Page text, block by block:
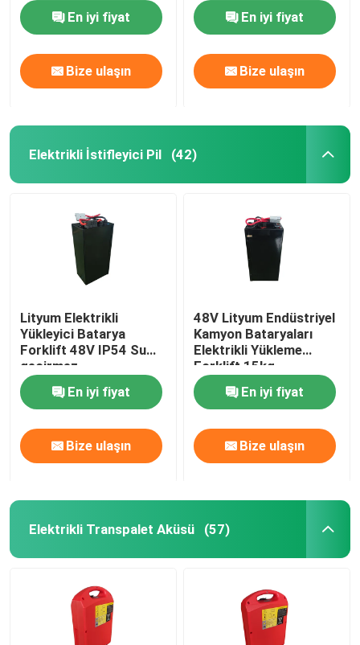
En iyi fiyat
Bize ulaşın
En iyi fiyat
Bize ulaşın
Elektrikli İstifleyici Pil (42)
Lityum Elektrikli
Yükleyici Batarya
Forklift 48V IP54 Su
geçirmez
En iyi fiyat
Bize ulaşın
48V Lityum Endüstriyel
Kamyon Bataryaları
Elektrikli Yükleme
Forklift 15kg
En iyi fiyat
Bize ulaşın
Elektrikli Transpalet Aküsü (57)